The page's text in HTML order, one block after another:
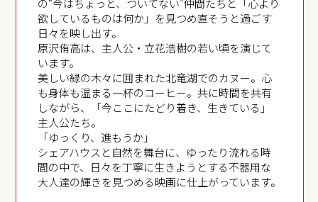
欲しているものは何か」を見つめ直そうと過ごす
日々を映し出す。
原沢侑高は、主人公・立花浩樹の若い頃を演じて
います。
美しい緑の木々に囲まれた北竜湖でのカヌー。心
も身体も温まる一杯のコーヒー。共に時間を共有
しながら、「今ここにたどり着き、生きている」
主人公たち。
「ゆっくり、進もうか」
シェアハウスと自然を舞台に、ゆったり流れる時
間の中で、日々を丁寧に生きようとする不器用な
大人達の輝きを見つめる映画に仕上がっています。